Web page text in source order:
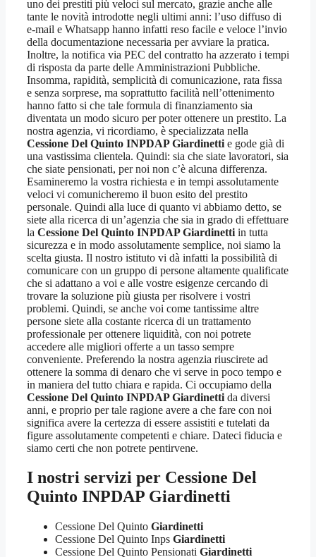
uno dei prestiti più veloci sul mercato, grazie anche alle
tante le novità introdotte negli ultimi anni: l’uso diffuso di
e-mail e Whatsapp hanno infatti reso facile e veloce l’invio
della documentazione necessaria per avviare la pratica.
Inoltre, la notifica via PEC del contratto ha azzerato i tempi
di risposta da parte delle Amministrazioni Pubbliche.
Insomma, rapidità, semplicità di comunicazione, rata fissa
e senza sorprese, ma soprattutto facilità nell’ottenimento
hanno fatto si che tale formula di finanziamento sia
diventata un modo sicuro per poter ottenere un prestito. La
nostra agenzia, vi ricordiamo, è specializzata nella
Cessione Del Quinto INPDAP Giardinetti e gode già di
una vastissima clientela. Quindi: sia che siate lavoratori, sia
che siate pensionati, per noi non c’è alcuna differenza.
Esamineremo la vostra richiesta e in tempi assolutamente
veloci vi comunicheremo il buon esito del prestito
personale. Quindi alla luce di quanto vi abbiamo detto, se
siete alla ricerca di un’agenzia che sia in grado di effettuare
la Cessione Del Quinto INPDAP Giardinetti in tutta
sicurezza e in modo assolutamente semplice, noi siamo la
scelta giusta. Il nostro istituto vi dà infatti la possibilità di
comunicare con un gruppo di persone altamente qualificate
che si adattano a voi e alle vostre esigenze cercando di
trovare la soluzione più giusta per risolvere i vostri
problemi. Quindi, se anche voi come tantissime altre
persone siete alla costante ricerca di un trattamento
professionale per ottenere liquidità, con noi potrete
accedere alle migliori offerte a un tasso sempre
conveniente. Preferendo la nostra agenzia riuscirete ad
ottenere la somma di denaro che vi serve in poco tempo e
in maniera del tutto chiara e rapida. Ci occupiamo della
Cessione Del Quinto INPDAP Giardinetti da diversi
anni, e proprio per tale ragione avere a che fare con noi
significa avere la certezza di essere assistiti e tutelati da
figure assolutamente competenti e chiare. Dateci fiducia e
siamo certi che non potrete pentirvene.
I nostri servizi per Cessione Del
Quinto INPDAP Giardinetti
Cessione Del Quinto Giardinetti
Cessione Del Quinto Inps Giardinetti
Cessione Del Quinto Pensionati Giardinetti